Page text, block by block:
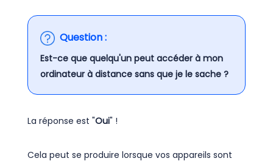
Question :
Est-ce que quelqu'un peut accéder à mon
ordinateur à distance sans que je le sache ?
La réponse est "Oui" !
Cela peut se produire lorsque vos appareils sont